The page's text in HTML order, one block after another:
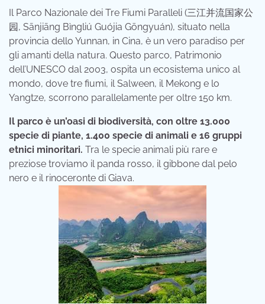
Il Parco Nazionale dei Tre Fiumi Paralleli (三江并流国家公
园, Sānjiāng Bìngliú Guójia Gōngyuán), situato nella
provincia dello Yunnan, in Cina, è un vero paradiso per
gli amanti della natura. Questo parco, Patrimonio
dell’UNESCO dal 2003, ospita un ecosistema unico al
mondo, dove tre fiumi, il Salween, il Mekong e lo
Yangtze, scorrono parallelamente per oltre 150 km.
Il parco è un’oasi di biodiversità, con oltre 13.000
specie di piante, 1.400 specie di animali e 16 gruppi
etnici minoritari. Tra le specie animali più rare e
preziose troviamo il panda rosso, il gibbone dal pelo
nero e il rinoceronte di Giava.